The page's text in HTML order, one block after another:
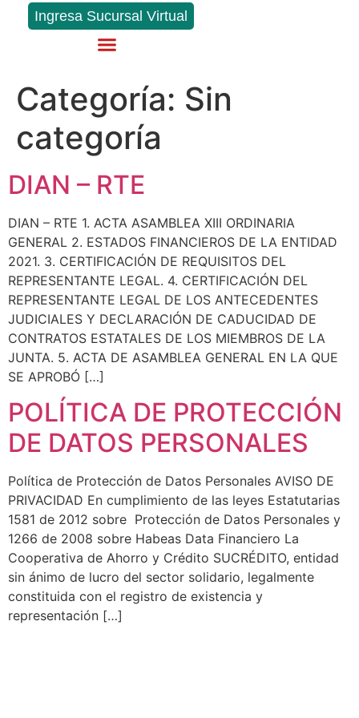
Ingresa Sucursal Virtual
Categoría: Sin
categoría
DIAN – RTE
DIAN – RTE 1. ACTA ASAMBLEA XIII ORDINARIA
GENERAL 2. ESTADOS FINANCIEROS DE LA ENTIDAD
2021. 3. CERTIFICACIÓN DE REQUISITOS DEL
REPRESENTANTE LEGAL. 4. CERTIFICACIÓN DEL
REPRESENTANTE LEGAL DE LOS ANTECEDENTES
JUDICIALES Y DECLARACIÓN DE CADUCIDAD DE
CONTRATOS ESTATALES DE LOS MIEMBROS DE LA
JUNTA. 5. ACTA DE ASAMBLEA GENERAL EN LA QUE
SE APROBÓ […]
POLÍTICA DE PROTECCIÓN
DE DATOS PERSONALES
Política de Protección de Datos Personales AVISO DE
PRIVACIDAD En cumplimiento de las leyes Estatutarias
1581 de 2012 sobre Protección de Datos Personales y
1266 de 2008 sobre Habeas Data Financiero La
Cooperativa de Ahorro y Crédito SUCRÉDITO, entidad
sin ánimo de lucro del sector solidario, legalmente
constituida con el registro de existencia y
representación […]